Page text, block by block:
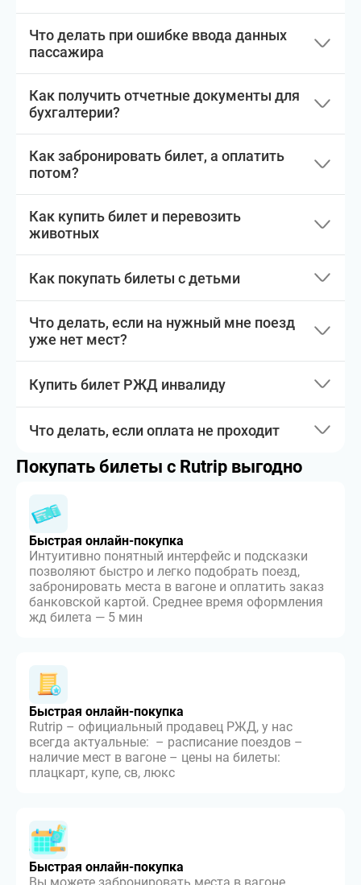
Что делать при ошибке ввода данных
пассажира
Как получить отчетные документы для
бухгалтерии?
Как забронировать билет, а оплатить
потом?
Как купить билет и перевозить
животных
Как покупать билеты с детьми
Что делать, если на нужный мне поезд
уже нет мест?
Купить билет РЖД инвалиду
Что делать, если оплата не проходит
Покупать билеты с Rutrip выгодно
Быстрая онлайн-покупка
Интуитивно понятный интерфейс и подсказки
позволяют быстро и легко подобрать поезд,
забронировать места в вагоне и оплатить заказ
банковской картой. Среднее время оформления
жд билета — 5 мин
Быстрая онлайн-покупка
Rutrip – официальный продавец РЖД, у нас
всегда актуальные: – расписание поездов –
наличие мест в вагоне – цены на билеты:
плацкарт, купе, св, люкс
Быстрая онлайн-покупка